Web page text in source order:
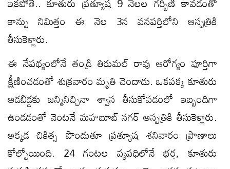
కాన్పు నిమిత్తం ఈ నెల 3న వనపర్తిలోని ఆస్పత్రికి
తీసుకెళ్లారు.
ఈ నేపథ్యంలోనే తండ్రి తిరుమల్ రావు ఆరోగ్యం పూర్తిగా
క్షీణించడంతో శుక్రవారం మృతి చెందాడు. ఒకపక్క కూతురు
ఆడబిడ్డకు జన్మినిచ్చినా శ్వాస తీసుకోవడంలో ఇబ్బందిగా
ఉండడంతో వెంటనే మహబూబ్ నగర్ ఆస్పత్రికి తీసుకెళ్లారు.
అక్కడ చికిత్స పొందుతూ ప్రత్యూష శనివారం ప్రాణాలు
కోల్పోయింది. 24 గంటల వ్యవధిలోనే భర్త, కూతురు